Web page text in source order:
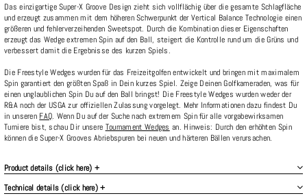
Das einzigartige Super-X Groove Design zieht sich vollflächig über die gesamte Schlagfläche
und erzeugt zusammen mit dem höheren Schwerpunkt der Vertical Balance Technologie einen
größeren und fehlerverzeihenden Sweetspot. Durch die Kombination dieser Eigenschaften
erzeugt das Wedge extremen Spin auf den Ball, steigert die Kontrolle rund um die Grüns und
verbessert damit die Ergebnisse des kurzen Spiels.
Die Freestyle Wedges wurden für das Freizeitgolfen entwickelt und bringen mit maximalem
Spin garantiert den größten Spaß in Dein kurzes Spiel. Zeige Deinen Golfkameraden, was für
einen unglaublichen Spin Du auf den Ball bringst! Die Freestyle Wedges wurden weder der
R&A noch der USGA zur offiziellen Zulassung vorgelegt. Mehr Informationen dazu findest Du
in unseren FAQ. Wenn Du auf der Suche nach extremem Spin für alle vorgabewirksamen
Turniere bist, schau Dir unsere Tournament Wedges an. Hinweis: Durch den erhöhten Spin
können die Super-X Grooves Abriebspuren bei neuen und härteren Bällen verursachen.
Product details (click here) +
Technical details (click here) +